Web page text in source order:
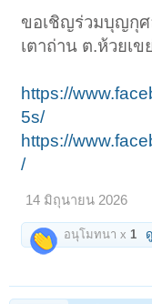
ขอเชิญร่วมบุญกุ
เตาถ่าน ต.ห้วยเ
https://
5s/
https://
/
14 มิถุนายน 2026
อนุโมทนา x1